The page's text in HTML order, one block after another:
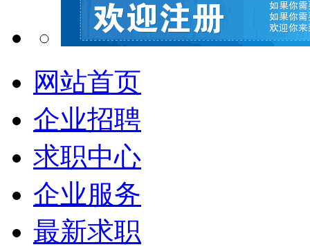
网站首页
企业招聘
求职中心
企业服务
最新求职